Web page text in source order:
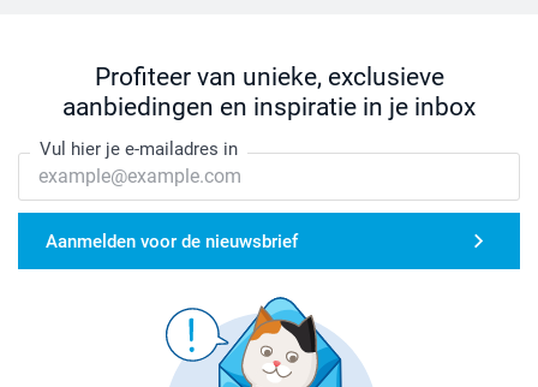
Profiteer van unieke, exclusieve
aanbiedingen en inspiratie in je inbox
Vul hier je e-mailadres in
Aanmelden voor de nieuwsbrief